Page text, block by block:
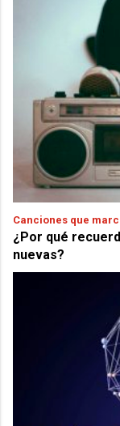
Canciones que
¿Por qué
nuevas?